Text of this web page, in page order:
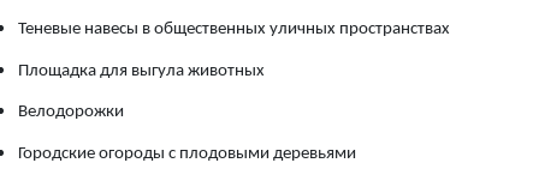
Теневые навесы в общественных уличных пространствах
Площадка для выгула животных
Велодорожки
Городские огороды с плодовыми деревьями